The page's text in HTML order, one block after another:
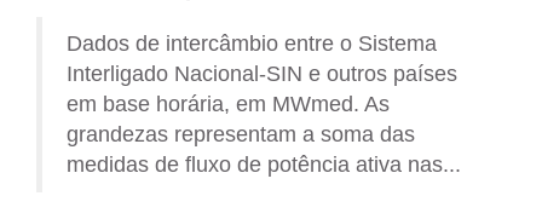
Dados de intercâmbio entre o Sistema
Interligado Nacional-SIN e outros países
em base horária, em MWmed. As
grandezas representam a soma das
medidas de fluxo de potência ativa nas...